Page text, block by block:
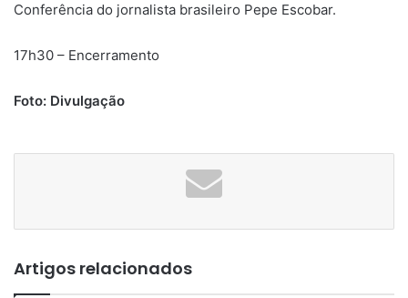
Conferência do jornalista brasileiro Pepe Escobar.
17h30 – Encerramento
Foto: Divulgação
Artigos relacionados